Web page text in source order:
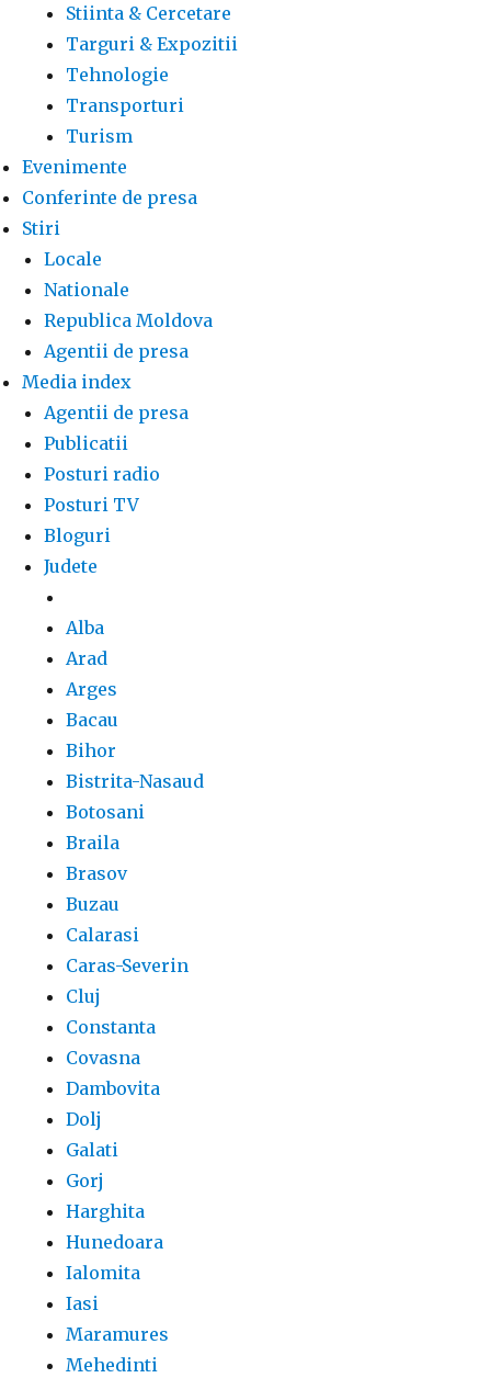
Stiinta & Cercetare
Targuri & Expozitii
Tehnologie
Transporturi
Turism
Evenimente
Conferinte de presa
Stiri
Locale
Nationale
Republica Moldova
Agentii de presa
Media index
Agentii de presa
Publicatii
Posturi radio
Posturi TV
Bloguri
Judete
Alba
Arad
Arges
Bacau
Bihor
Bistrita-Nasaud
Botosani
Braila
Brasov
Buzau
Calarasi
Caras-Severin
Cluj
Constanta
Covasna
Dambovita
Dolj
Galati
Gorj
Harghita
Hunedoara
Ialomita
Iasi
Maramures
Mehedinti